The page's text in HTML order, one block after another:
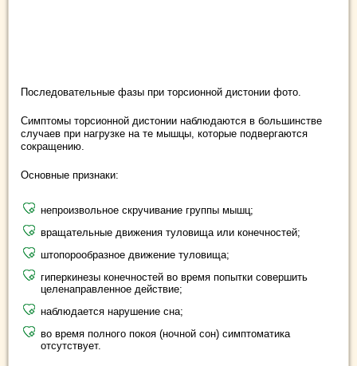
Последовательные фазы при торсионной дистонии фото.
Симптомы торсионной дистонии наблюдаются в большинстве
случаев при нагрузке на те мышцы, которые подвергаются
сокращению.
Основные признаки:
непроизвольное скручивание группы мышц;
вращательные движения туловища или конечностей;
штопорообразное движение туловища;
гиперкинезы конечностей во время попытки совершить
целенаправленное действие;
наблюдается нарушение сна;
во время полного покоя (ночной сон) симптоматика
отсутствует.